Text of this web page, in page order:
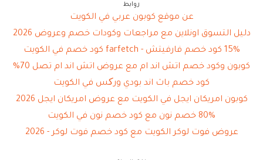
روابط
عن موقع كوبون عربي في الكويت
دليل التسوق اونلاين مع مراجعات وكودات خصم وعروض 2026
15% كود خصم فارفيتش - farfetch كود خصم في الكويت
كوبون وكود خصم اتش اند ام مع عروض اتش اند ام تصل 70%
كود خصم باث اند بودي ورکس في الكويت
كوبون امريكان ايجل في الكويت مع عروض امريكان ايجل 2026
80% خصم نون مع كود خصم نون في الكويت
عروض فوت لوكر الكويت مع كود خصم فوت لوكر - 2026